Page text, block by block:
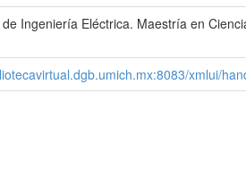
Ingeniería Eléctrica. Maestría en
xmlui/